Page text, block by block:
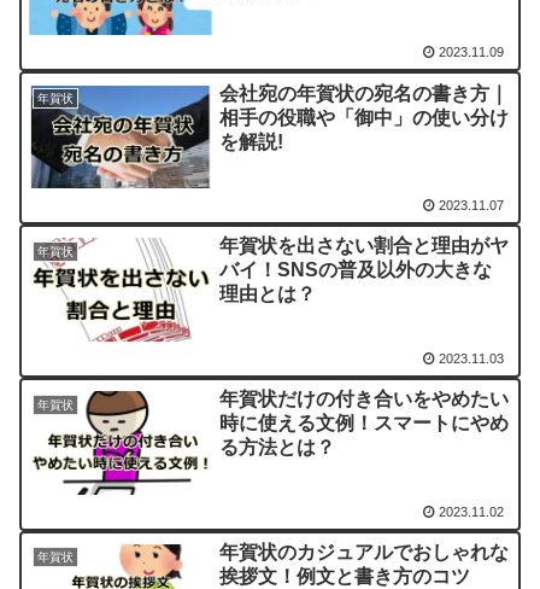
2023.11.09
年賀状
会社宛の年賀状の宛名の書き方｜
相手の役職や「御中」の使い分け
を解説!
2023.11.07
年賀状
年賀状を出さない割合と理由がヤ
バイ！SNSの普及以外の大きな
理由とは？
2023.11.03
年賀状
年賀状だけの付き合いをやめたい
時に使える文例！スマートにやめ
る方法とは？
2023.11.02
年賀状
年賀状のカジュアルでおしゃれな
挨拶文！例文と書き方のコツ